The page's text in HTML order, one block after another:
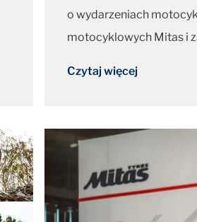
o wydarzeniach
motocyklowych Mitas i
Czytaj więcej